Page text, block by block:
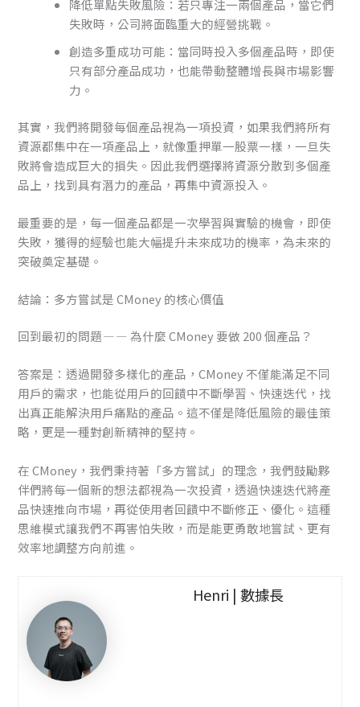
降低單點失敗風險：若只專注一兩個產品，當它們
失敗時，公司將面臨重大的經營挑戰。
創造多重成功可能：當同時投入多個產品時，即使
只有部分產品成功，也能帶動整體增長與市場影響
力。
其實，我們將開發每個產品視為一項投資，如果我們將所有
資源都集中在一項產品上，就像重押單一股票一樣，一旦失
敗將會造成巨大的損失。因此我們選擇將資源分散到多個產
品上，找到具有潛力的產品，再集中資源投入。
最重要的是，每一個產品都是一次學習與實驗的機會，即使
失敗，獲得的經驗也能大幅提升未來成功的機率，為未來的
突破奠定基礎。
結論：多方嘗試是 CMoney 的核心價值
回到最初的問題 — — 為什麼 CMoney 要做 200 個產品？
答案是：透過開發多樣化的產品，CMoney 不僅能滿足不同
用戶的需求，也能從用戶的回饋中不斷學習、快速迭代，找
出真正能解決用戶痛點的產品。這不僅是降低風險的最佳策
略，更是一種對創新精神的堅持。
在 CMoney，我們秉持著「多方嘗試」的理念，我們鼓勵夥
伴們將每一個新的想法都視為一次投資，透過快速迭代將產
品快速推向市場，再從使用者回饋中不斷修正、優化。這種
思維模式讓我們不再害怕失敗，而是能更勇敢地嘗試、更有
效率地調整方向前進。
Henri | 數據長